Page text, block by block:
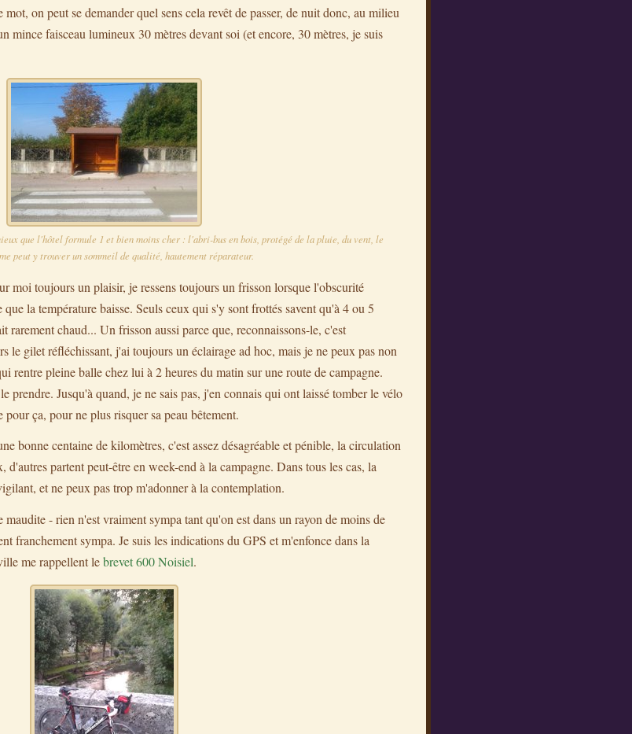
on peut se demander quel sens cela revêt de passer, de nuit donc, au milieu
mince faisceau lumineux 30 mètres devant soi (et encore, 30 mètres, je suis
que l'hôtel formule 1 et bien moins cher : l'abri-bus en bois, protégé de la pluie, du vent, le
peut y trouver un sommeil de qualité, hautement réparateur.
moi toujours un plaisir, je ressens toujours un frisson lorsque l'obscurité
la température baisse. Seuls ceux qui s'y sont frottés savent qu'à 4 ou 5
rarement chaud... Un frisson aussi parce que, reconnaissons-le, c'est
le gilet réfléchissant, j'ai toujours un éclairage ad hoc, mais je ne peux pas non
rentre pleine balle chez lui à 2 heures du matin sur une route de campagne.
prendre. Jusqu'à quand, je ne sais pas, j'en connais qui ont laissé tomber le vélo
pour ça, pour ne plus risquer sa peau bêtement.
bonne centaine de kilomètres, c'est assez désagréable et pénible, la circulation
d'autres partent peut-être en week-end à la campagne. Dans tous les cas, la
et ne peux pas trop m'adonner à la contemplation.
- rien n'est vraiment sympa tant qu'on est dans un rayon de moins de
franchement sympa. Je suis les indications du GPS et m'enfonce dans la
me rappellent lebrevet 600 Noisiel.